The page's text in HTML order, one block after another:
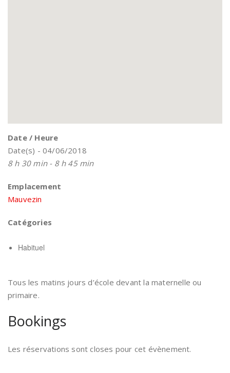
Date / Heure
Date(s) - 04/06/2018
8 h 30 min - 8 h 45 min
Emplacement
Mauvezin
Catégories
Habituel
Tous les matins jours d’école devant la maternelle ou
primaire.
Bookings
Les réservations sont closes pour cet évènement.